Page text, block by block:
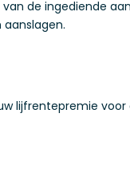
de ingediende
lijfrentepremie voor